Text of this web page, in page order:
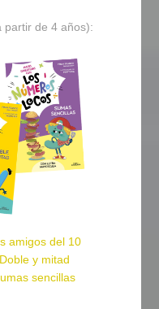
partir de 4 años):
amigos del 10
y mitad
sencillas